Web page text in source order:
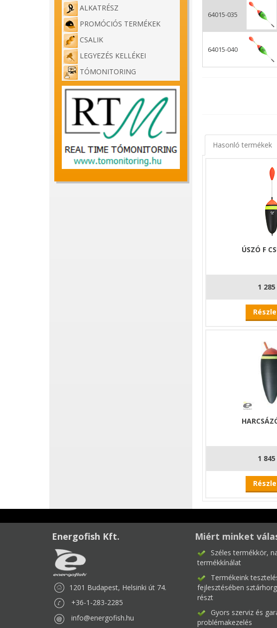
ALKATRÉSZ
PROMÓCIÓS TERMÉKEK
CSALIK
LEGYEZÉS KELLÉKEI
TÓMONITORING
64015-035
64015-040
Hasonló termékek
ÚSZÓ F
1
1
Energofish Kft.
1201 Budapest, Helsinki út 74.
+36-1-283-2285
info@energofish.hu
Miért minket
Széles termékkör,
termékkínálat
Termékeink
fejlesztésében
részt
Gyors szerviz és
problémakezelés